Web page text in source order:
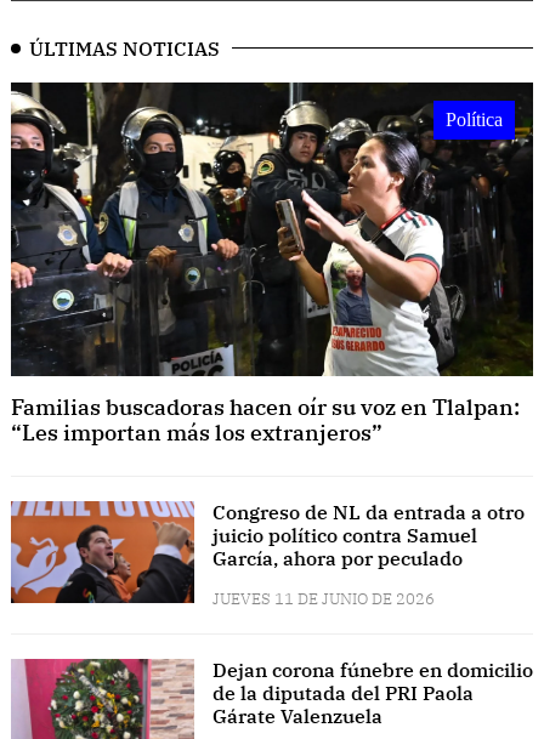
ÚLTIMAS NOTICIAS
Política
Familias buscadoras hacen oír su voz en Tlalpan:
“Les importan más los extranjeros”
Congreso de NL da entrada a otro
juicio político contra Samuel
García, ahora por peculado
JUEVES 11 DE JUNIO DE 2026
Dejan corona fúnebre en domicilio
de la diputada del PRI Paola
Gárate Valenzuela